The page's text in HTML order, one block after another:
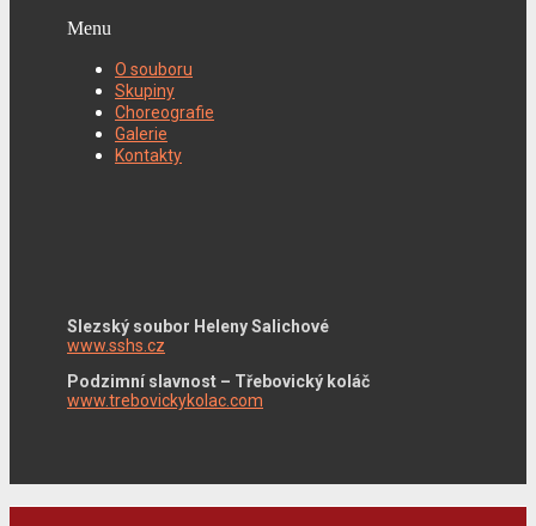
Menu
O souboru
Skupiny
Choreografie
Galerie
Kontakty
Slezský soubor Heleny Salichové
www.sshs.cz
Podzimní slavnost – Třebovický koláč
www.trebovickykolac.com